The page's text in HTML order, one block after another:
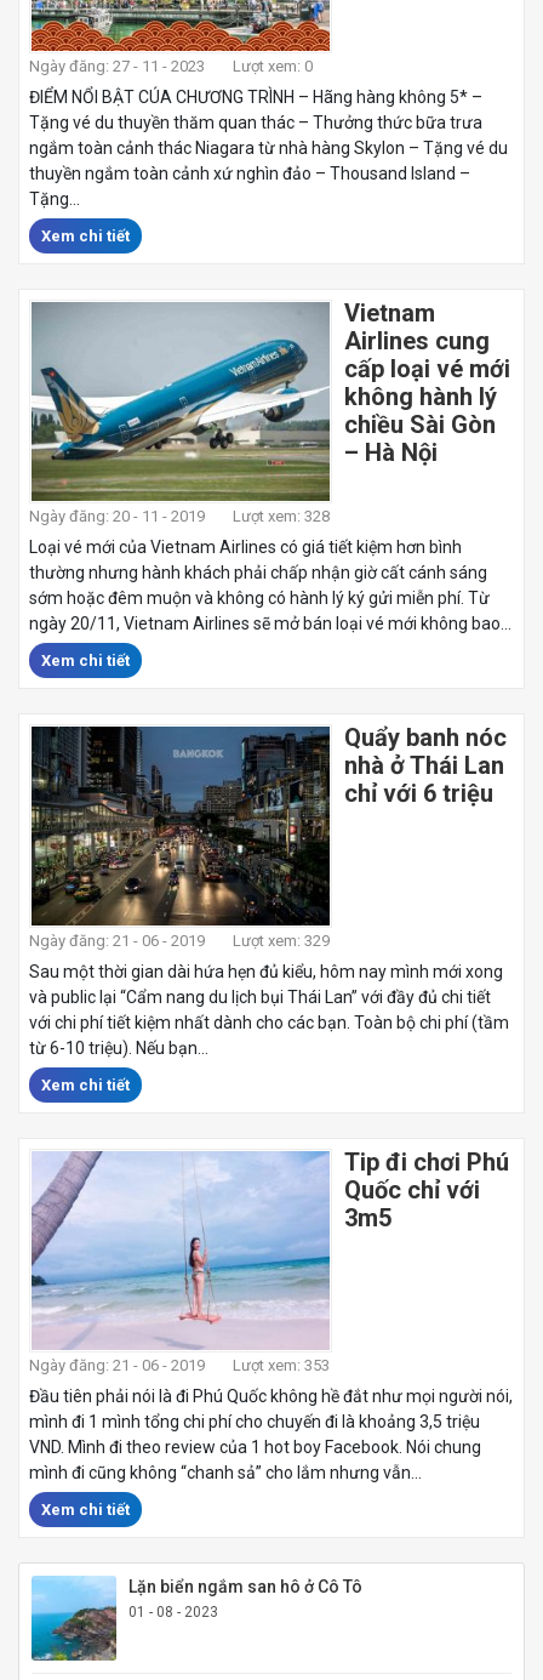
Ngày đăng: 27 - 11 - 2023 Lượt xem: 0
ĐIỂM NỔI BẬT CÚA CHƯƠNG TRÌNH – Hãng hàng không 5* –
Tặng vé du thuyền thăm quan thác – Thưởng thức bữa trưa
ngắm toàn cảnh thác Niagara từ nhà hàng Skylon – Tặng vé du
thuyền ngắm toàn cảnh xứ nghìn đảo – Thousand Island –
Tặng...
Xem chi tiết
Vietnam
Airlines cung
cấp loại vé mới
không hành lý
chiều Sài Gòn
– Hà Nội
Ngày đăng: 20 - 11 - 2019 Lượt xem: 328
Loại vé mới của Vietnam Airlines có giá tiết kiệm hơn bình
thường nhưng hành khách phải chấp nhận giờ cất cánh sáng
sớm hoặc đêm muộn và không có hành lý ký gửi miễn phí. Từ
ngày 20/11, Vietnam Airlines sẽ mở bán loại vé mới không bao...
Xem chi tiết
Quẩy banh nóc
nhà ở Thái Lan
chỉ với 6 triệu
Ngày đăng: 21 - 06 - 2019 Lượt xem: 329
Sau một thời gian dài hứa hẹn đủ kiểu, hôm nay mình mới xong
và public lại “Cẩm nang du lịch bụi Thái Lan” với đầy đủ chi tiết
với chi phí tiết kiệm nhất dành cho các bạn. Toàn bộ chi phí (tầm
từ 6-10 triệu). Nếu bạn...
Xem chi tiết
Tip đi chơi Phú
Quốc chỉ với
3m5
Ngày đăng: 21 - 06 - 2019 Lượt xem: 353
Đầu tiên phải nói là đi Phú Quốc không hề đắt như mọi người nói,
mình đi 1 mình tổng chi phí cho chuyến đi là khoảng 3,5 triệu
VND. Mình đi theo review của 1 hot boy Facebook. Nói chung
mình đi cũng không “chanh sả” cho lắm nhưng vẫn...
Xem chi tiết
Lặn biển ngắm san hô ở Cô Tô
01 - 08 - 2023